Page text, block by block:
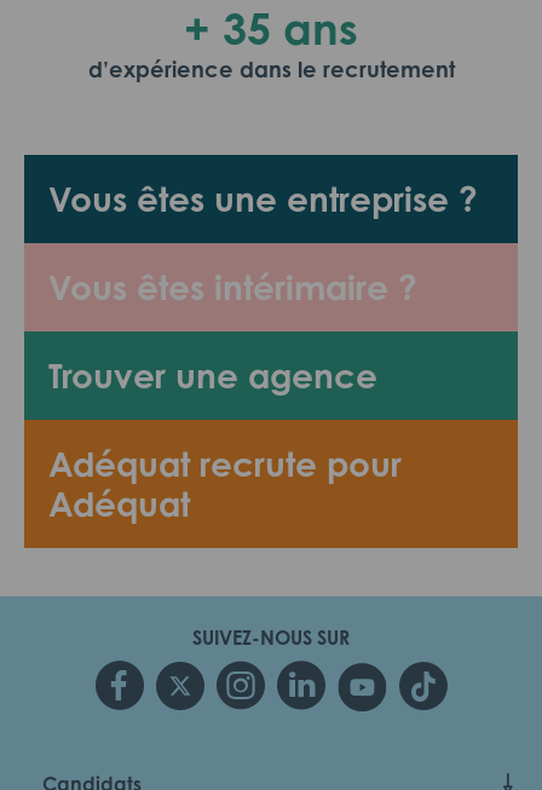
Vous êtes une entreprise ?
Vous êtes intérimaire ?
Trouver une agence
Adéquat recrute pour
Adéquat
+ 35 ans
d’expérience dans le recrutement
SUIVEZ-NOUS SUR
Candidats